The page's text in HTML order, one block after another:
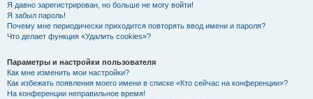
Я давно зарегистрирован, но больше не могу войти!
Я забыл пароль!
Почему мне периодически приходится повторять ввод имени и пароля?
Что делает функция «Удалить cookies»?
Параметры и настройки пользователя
Как мне изменить мои настройки?
Как избежать появления моего имени в списке «Кто сейчас на конференции»?
На конференции неправильное время!